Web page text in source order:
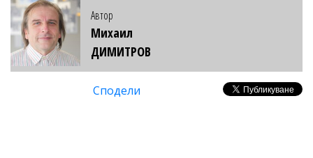
Автор
Михаил
ДИМИТРОВ
Сподели